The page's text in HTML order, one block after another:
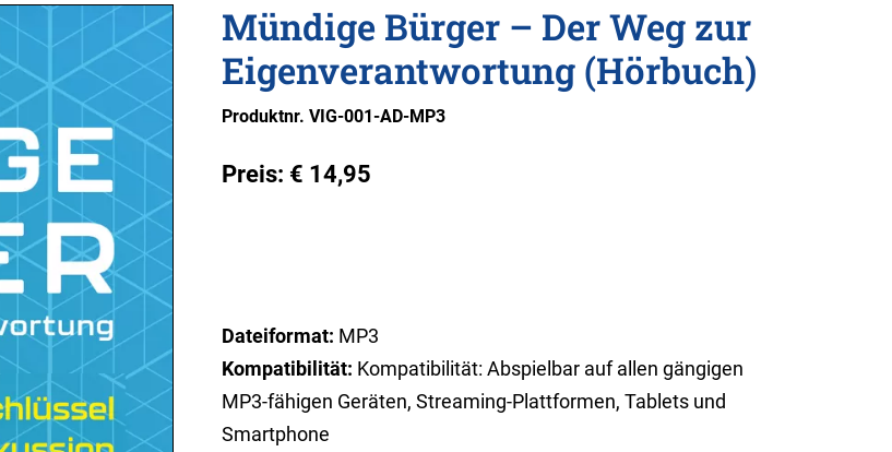
Mündige Bürger – Der Weg zur
Eigenverantwortung (Hörbuch)
Produktnr. VIG-001-AD-MP3
Preis: € 14,95
Dateiformat: MP3
Kompatibilität: Kompatibilität: Abspielbar auf allen gängigen
MP3-fähigen Geräten, Streaming-Plattformen, Tablets und
Smartphone